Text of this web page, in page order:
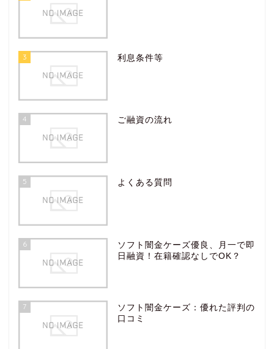
3 利息条件等
4 ご融資の流れ
5 よくある質問
6
ソフト闇金ケーズ優良、月一で即
日融資！在籍確認なしでOK？
7
ソフト闇金ケーズ：優れた評判の
口コミ